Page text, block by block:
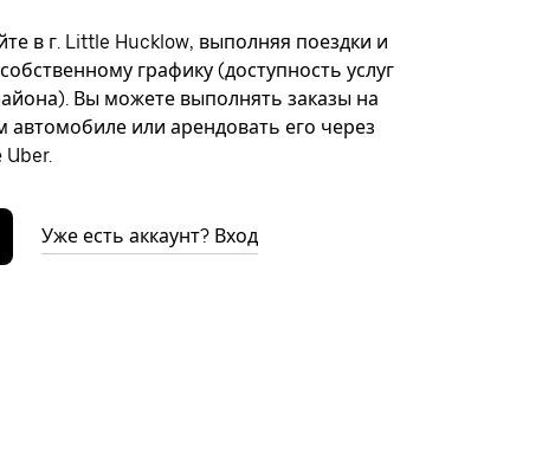
в г. Little Hucklow, выполняя поездки и
графику (доступность услуг
Вы можете выполнять заказы на
автомобиле или арендовать его через
Уже есть аккаунт? Вход